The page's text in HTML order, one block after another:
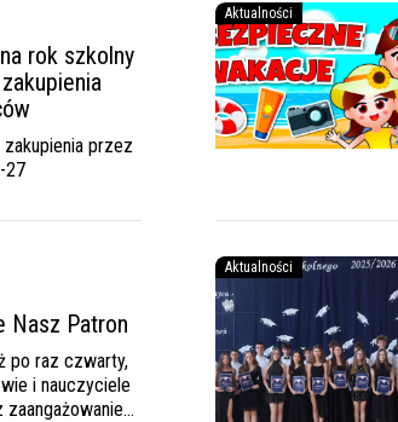
rok szkolny
przez
27
wakacji
Aktualności
Nasz Patron
po raz czwarty,
i nauczyciele
pożegnania
Aktualności